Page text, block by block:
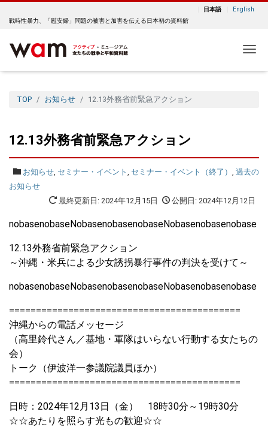
日本語
English
戦時性暴力、「慰安婦」問題の被害と加害を伝える日本初の資料館
TOP お知らせ 12.13外務省前緊急アクション
12.13外務省前緊急アクション
お知らせ, セミナー・イベント セミナー・イベント（終了）
過去の
お知らせ
最終更新日: 2024年12月15日
公開日: 2024年12月12日
nobasenobaseNobasenobasenobaseNobasenobasenobase
12.13外務省前緊急アクション
～沖縄・米兵による少女誘拐暴行事件の判決を受けて～
nobasenobaseNobasenobasenobaseNobasenobasenobase
===========================================
沖縄からの電話メッセージ
（高里鈴代さん／基地・軍隊はいらない行動する女たちの
会）
トーク（伊波洋一参議院議員ほか）
===========================================
日時：2024年12月13日（金） 18時30分～19時30分
☆☆あたりを照らす光もの歓迎☆☆